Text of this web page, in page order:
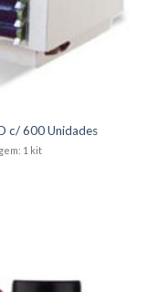
c/ 600 Unidades
1 kit